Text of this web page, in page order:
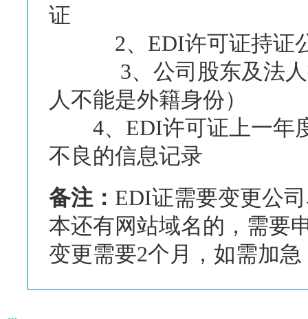
证
2、EDI许可证持证公
3、公司股东及法人
人不能是外籍身份）
4、EDI许可证上一年
不良的信息记录
备注： EDI证需要变更公
本还有网站域名的，
变更需要2个月，如需加